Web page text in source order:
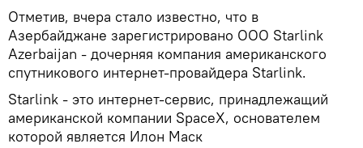
Отметив, вчера стало известно, что в
Азербайджане зарегистрировано ООО Starlink
Azerbaijan - дочерняя компания американского
спутникового интернет-провайдера Starlink.
Starlink - это интернет-сервис, принадлежащий
американской компании SpaceX, основателем
которой является Илон Маск